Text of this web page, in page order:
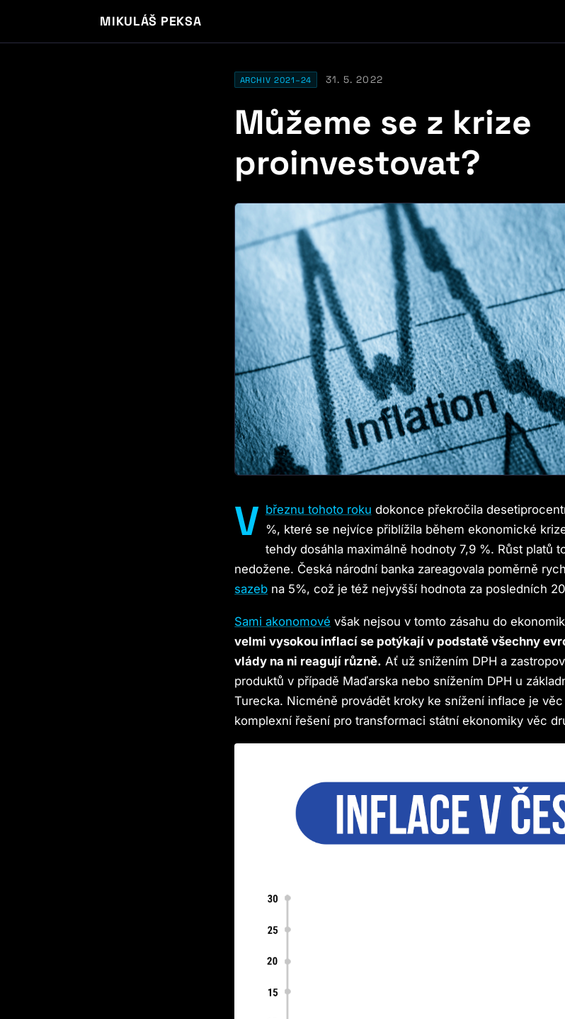
MIKULÁŠ PEKSA
ARCHIV 2021–24 31. 5. 2022
Můžeme se z krize
proinvestovat?
V březnu tohoto roku dokonce překročila
%, které se nejvíce přiblížila během ekonomické
tehdy dosáhla maximálně hodnoty 7,9 %. Růst platů
nedožene. Česká národní banka zareagovala poměrně
sazeb na 5%, což je též nejvyšší hodnota za posledních
Sami akonomové však nejsou v tomto zásahu do
velmi vysokou inflací se potýkají v podstatě všechny
vlády na ni reagují různě. Ať už snížením DPH a
produktů v případě Maďarska nebo snížením DPH u
Turecka. Nicméně provádět kroky ke snížení inflace je
komplexní řešení pro transformaci státní ekonomiky věc